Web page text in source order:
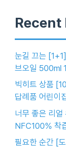
Recent
눈길 끄는
브오일 500ml
빅히트 상품
답례품 어린이
너무 좋은 리
NFC100% 착
필요한 순간 [